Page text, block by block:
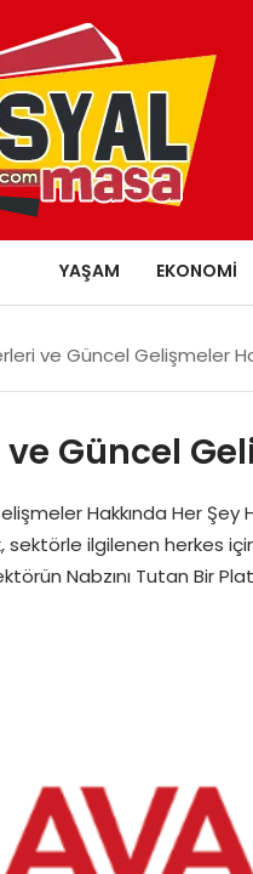
YAŞAM EKONOMI
ve Güncel Gelişmeler
Güncel
Hakkında Her Şey
ilgilenen herkes
Nabzını Tutan Bir